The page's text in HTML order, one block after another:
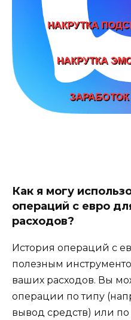
Как я могу
операций с евро
расходов?
История операций с
полезным
ваших расходов. Вы
операции по типу
вывод средств) или по